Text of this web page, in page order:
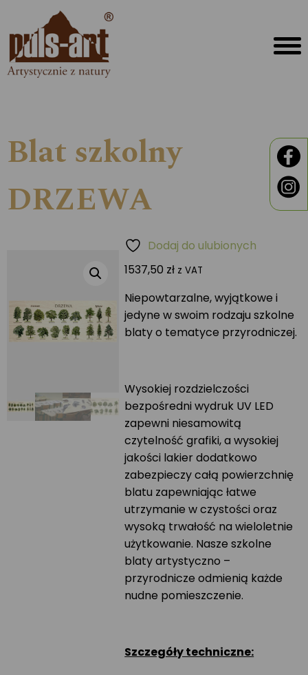
Blat szkolny
DRZEWA
1537,50 zł z VAT
Niepowtarzalne, wyjątkowe i
jedyne w swoim rodzaju szkolne
blaty o tematyce przyrodniczej.
Wysokiej rozdzielczości
bezpośredni wydruk UV LED
zapewni niesamowitą
czytelność grafiki, a wysokiej
jakości lakier dodatkowo
zabezpieczy całą powierzchnię
blatu zapewniając łatwe
utrzymanie w czystości oraz
wysoką trwałość na wieloletnie
użytkowanie. Nasze szkolne
blaty artystyczno –
przyrodnicze odmienią każde
nudne pomieszczenie.
Szczegóły techniczne:
Dodaj do ulubionych